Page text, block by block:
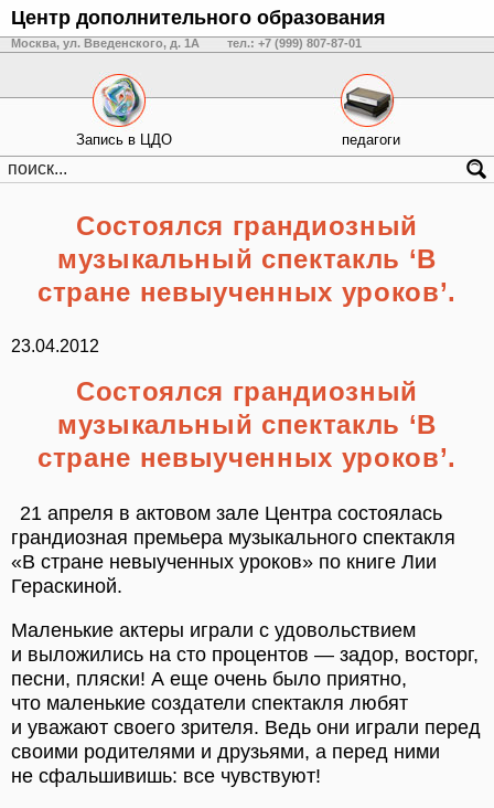
Центр дополнительного образования
Москва, ул. Введенского, д. 1А тел.: +7 (999) 807-87-01
Запись в ЦДО педагоги
Состоялся грандиозный
музыкальный спектакль ‘В
стране невыученных уроков’.
23.04.2012
Состоялся грандиозный
музыкальный спектакль ‘В
стране невыученных уроков’.
21 апреля в актовом зале Центра состоялась
грандиозная премьера музыкального спектакля
«В стране невыученных уроков» по книге Лии
Гераскиной.
Маленькие актеры играли с удовольствием
и выложились на сто процентов — задор, восторг,
песни, пляски! А еще очень было приятно,
что маленькие создатели спектакля любят
и уважают своего зрителя. Ведь они играли перед
своими родителями и друзьями, а перед ними
не сфальшивишь: все чувствуют!